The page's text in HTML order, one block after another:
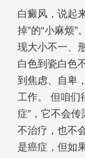
白癜风，说起
掉”的“小麻烦”
现大小不一、
白色到瓷白色
到焦虑、自卑
工作。 但咱们
症”，它不会
不治疗，也不
是癌症，但如